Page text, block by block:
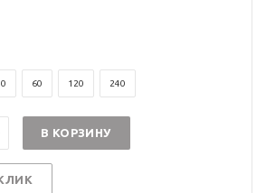
60 120 240
В КОРЗИНУ